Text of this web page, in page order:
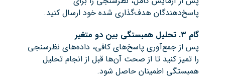
پاسخ‌دهندگان هدف‌گذاری شده خود ارسال کنید.
گام ۳. تحلیل همبستگی بین دو متغیر
پس از جمع‌آوری پاسخ‌های کافی، داده‌های نظرسنجی
را تمیز کنید تا از صحت آن‌ها قبل از انجام تحلیل
همبستگی اطمینان حاصل شود.